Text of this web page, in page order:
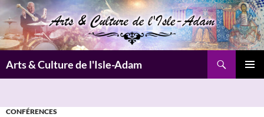
Aller
au
contenu
Arts & Culture de l'Isle-Adam
CONFÉRENCES